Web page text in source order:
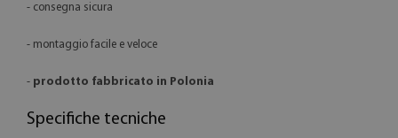
- consegna sicura
- montaggio facile e veloce
- prodotto fabbricato in Polonia
Specifiche tecniche